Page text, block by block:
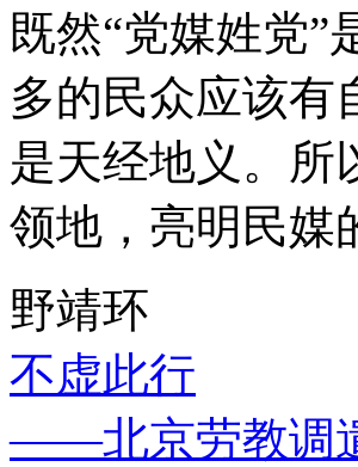
既然“党媒姓党
多的民众应该有
是天经地义。所
领地，亮明民媒
野靖环
不虚此行
——北京劳教调